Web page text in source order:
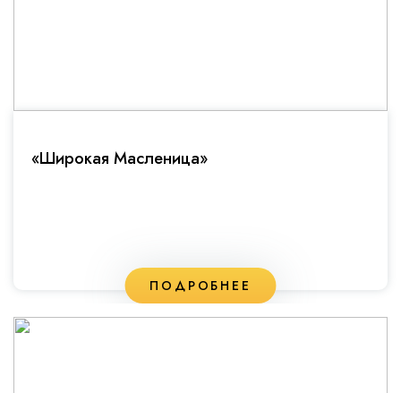
«Широкая Масленица»
ПОДРОБНЕЕ